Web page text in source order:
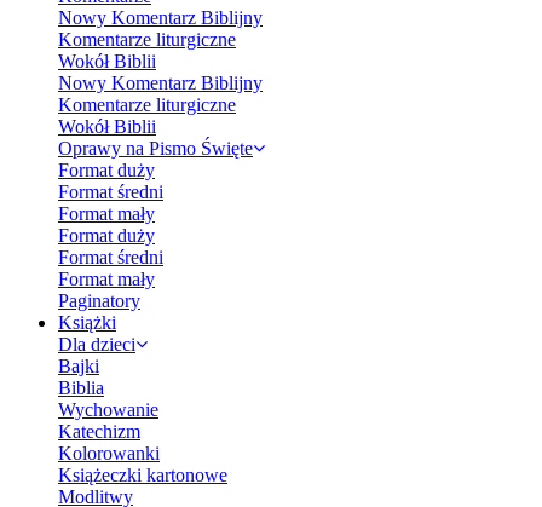
Nowy Komentarz Biblijny
Komentarze liturgiczne
Wokół Biblii
Nowy Komentarz Biblijny
Komentarze liturgiczne
Wokół Biblii
Oprawy na Pismo Święte
Format duży
Format średni
Format mały
Format duży
Format średni
Format mały
Paginatory
Książki
Dla dzieci
Bajki
Biblia
Wychowanie
Katechizm
Kolorowanki
Książeczki kartonowe
Modlitwy